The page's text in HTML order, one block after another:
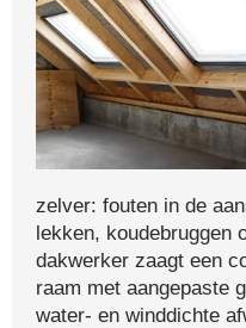
zelver: fouten in de
lekken, koudebruggen
dakwerker zaagt een
raam met aangepaste
water- en winddichte